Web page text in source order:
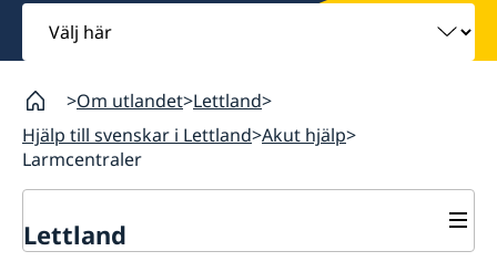
Välj
här
Om utlandet Lettland
Hjälp till svenskar i Lettland Akut hjälp
Larmcentraler
Lettland